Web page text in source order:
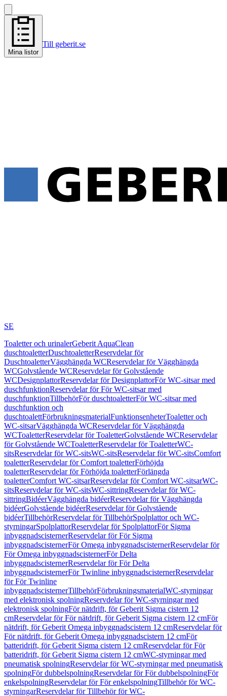
Mina listor
Till geberit.se
SE
Toaletter och urinalerGeberit AquaClean
duschtoaletterDuschtoaletterReservdelar för
DuschtoaletterVägghängda WCReservdelar för Vägghängda
WCGolvstående WCReservdelar för Golvstående
WCDesignplattorReservdelar för DesignplattorFör WC-sitsar med
duschfunktionReservdelar för För WC-sitsar med
duschfunktionTillbehörFör duschtoaletterFör WC-sitsar med
duschfunktion och
duschtoalettFörbrukningsmaterialFunktionsenheterToaletter och
WC-sitsarVägghängda WCReservdelar för Vägghängda
WCToaletterReservdelar för ToaletterGolvstående WCReservdelar
för Golvstående WCToaletterReservdelar för ToaletterWC-
sitsReservdelar för WC-sitsWC-sitsReservdelar för WC-sitsComfort
toaletterReservdelar för Comfort toaletterFörhöjda
toaletterReservdelar för Förhöjda toaletterFörlängda
toaletterComfort WC-sitsarReservdelar för Comfort WC-sitsarWC-
sitsReservdelar för WC-sitsWC-sittringReservdelar för WC-
sittringBidéerVägghängda bidéerReservdelar för Vägghängda
bidéerGolvstående bidéerReservdelar för Golvstående
bidéerTillbehörReservdelar för TillbehörSpolplattor och WC-
styrningarSpolplattorReservdelar för SpolplattorFör Sigma
inbyggnadscisternerReservdelar för För Sigma
inbyggnadscisternerFör Omega inbyggnadscisternerReservdelar för
För Omega inbyggnadscisternerFör Delta
inbyggnadscisternerReservdelar för För Delta
inbyggnadscisternerFör Twinline inbyggnadscisternerReservdelar
för För Twinline
inbyggnadscisternerTillbehörFörbrukningsmaterialWC-styrningar
med elektronisk spolningReservdelar för WC-styrningar med
elektronisk spolningFör nätdrift, för Geberit Sigma cistern 12
cmReservdelar för För nätdrift, för Geberit Sigma cistern 12 cmFör
nätdrift, för Geberit Omega inbyggnadscistern 12 cmReservdelar för
För nätdrift, för Geberit Omega inbyggnadscistern 12 cmFör
batteridrift, för Geberit Sigma cistern 12 cmReservdelar för För
batteridrift, för Geberit Sigma cistern 12 cmWC-styrningar med
pneumatisk spolningReservdelar för WC-styrningar med pneumatisk
spolningFör dubbelspolningReservdelar för För dubbelspolningFör
enkelspolningReservdelar för För enkelspolningTillbehör för WC-
styrningarReservdelar för Tillbehör för WC-